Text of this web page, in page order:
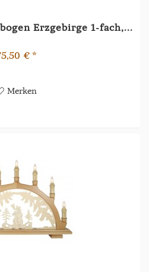
Erzgebirge 1-fach,...
€ *
Merken